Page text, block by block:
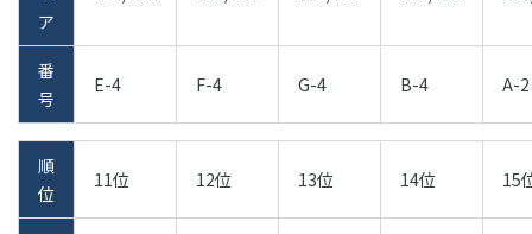
ア
番
号
E-4 F-4 G-4 B-4 A-2
順
位
11位 12位 13位 14位 15